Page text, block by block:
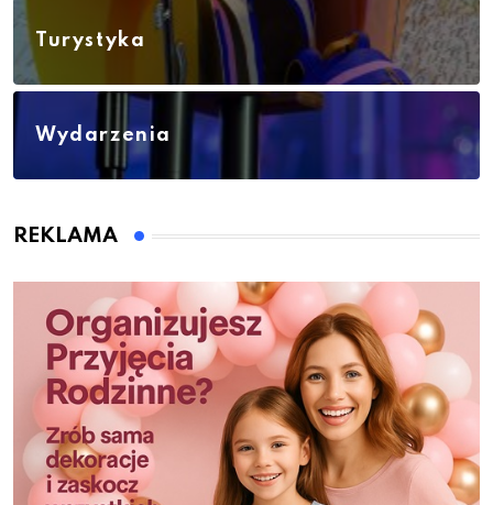
Turystyka
Wydarzenia
REKLAMA